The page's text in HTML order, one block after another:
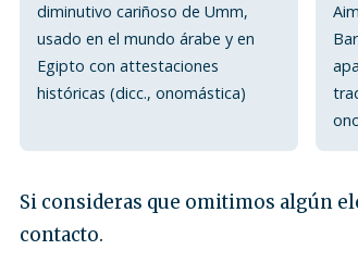
diminutivo cariñoso de Umm,
usado en el mundo árabe y en
Egipto con attestaciones
históricas (dicc., onomástica)
Si consideras que omitimos algún
contacto.